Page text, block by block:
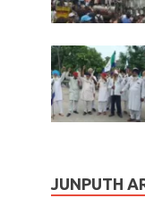
JUNPUTH